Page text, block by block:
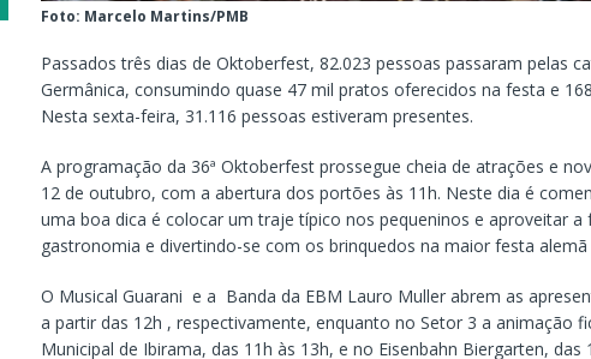
Foto: Marcelo Martins/PMB
Passados três dias de Oktoberfest, 82.023 pessoas passaram pelas
Germânica, consumindo quase 47 mil pratos oferecidos na festa e
Nesta sexta-feira, 31.116 pessoas estiveram presentes.
A programação da 36ª Oktoberfest prossegue cheia de atrações e
12 de outubro, com a abertura dos portões às 11h. Neste dia é
uma boa dica é colocar um traje típico nos pequeninos e aproveitar a
gastronomia e divertindo-se com os brinquedos na maior festa alemã
O Musical Guarani e a Banda da EBM Lauro Muller abrem as
a partir das 12h , respectivamente, enquanto no Setor 3 a animação
Municipal de Ibirama, das 11h às 13h, e no Eisenbahn Biergarten, das